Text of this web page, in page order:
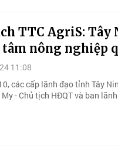
TTC AgriS:
nông nghiệp
11:08
các cấp lãnh đạo tỉnh Tây
- Chủ tịch HĐQT và ban